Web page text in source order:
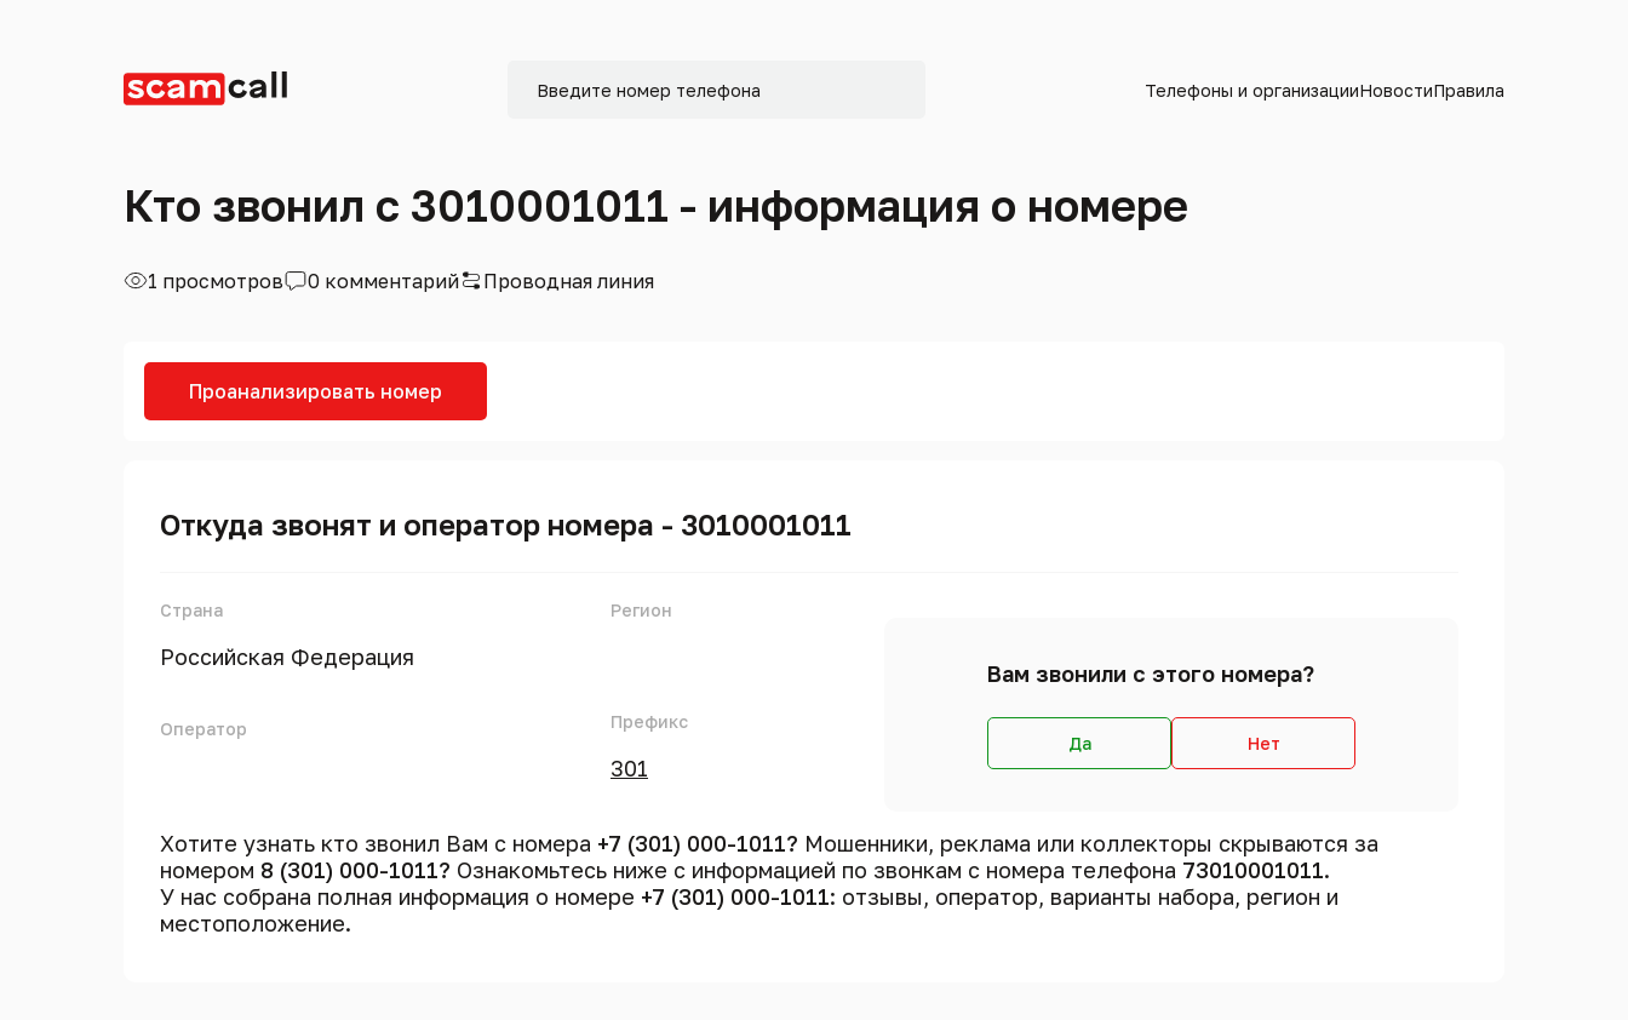
Телефоны и организацииНовостиПравила
Кто звонил с 3010001011 - информация о номере
1 просмотров 0 комментарий Проводная линия
Проанализировать номер
Откуда звонят и оператор номера - 3010001011
Страна
Российская Федерация
Оператор
Регион
Префикс
301
Вам звонили с этого номера?
Да Нет
Хотите узнать кто звонил Вам с номера +7 (301) 000-1011? Мошенники, реклама или коллекторы скрываются за
номером 8 (301) 000-1011? Ознакомьтесь ниже с информацией по звонкам с номера телефона 73010001011.
У нас собрана полная информация о номере +7 (301) 000-1011: отзывы, оператор, варианты набора, регион и
местоположение.